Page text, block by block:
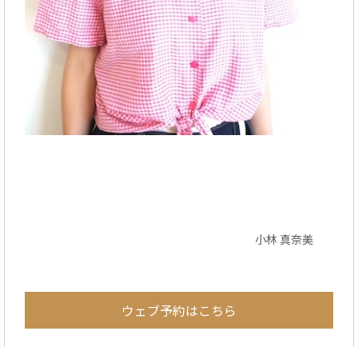
小林 真奈美
ウェブ予約はこちら